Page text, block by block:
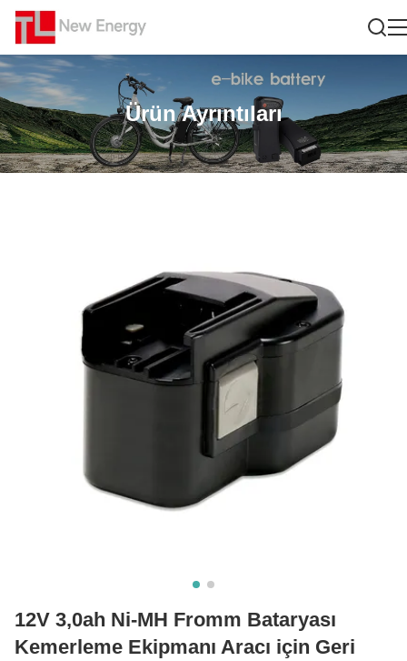
Ürün Ayrıntıları
12V 3,0ah Ni-MH Fromm Bataryası
Kemerleme Ekipmanı Aracı için Geri